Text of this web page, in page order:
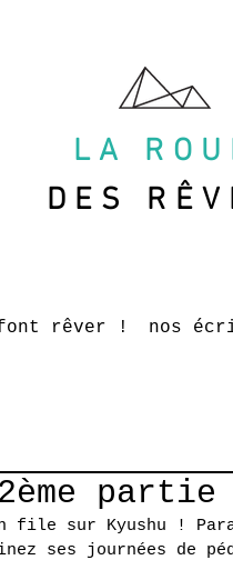
LA
DES
rêver ! nos
partie
file sur Kyushu !
ses journées de